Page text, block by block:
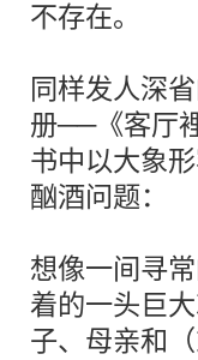
不存在。
同样发人深
册──《客厅
书中以大象
酗酒问题：
想像一间寻
着的一头巨
子、母亲和